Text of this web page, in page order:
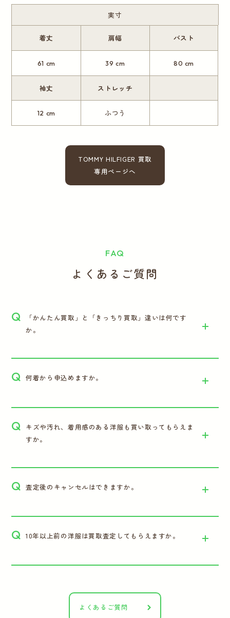
実寸
着丈
61 cm
肩幅
39 cm
バスト
80 cm
袖丈
12 cm
ストレッチ
ふつう
TOMMY HILFIGER 買取
専用ページへ
FAQ
よくあるご質問
Q
「かんたん買取」と「きっちり買取」違いは何です
か。
Q 何着から申込めますか。
Q キズや汚れ、着用感のある洋服も買い取ってもらえま
すか。
Q 査定後のキャンセルはできますか。
Q 10年以上前の洋服は買取査定してもらえますか。
よくあるご質問